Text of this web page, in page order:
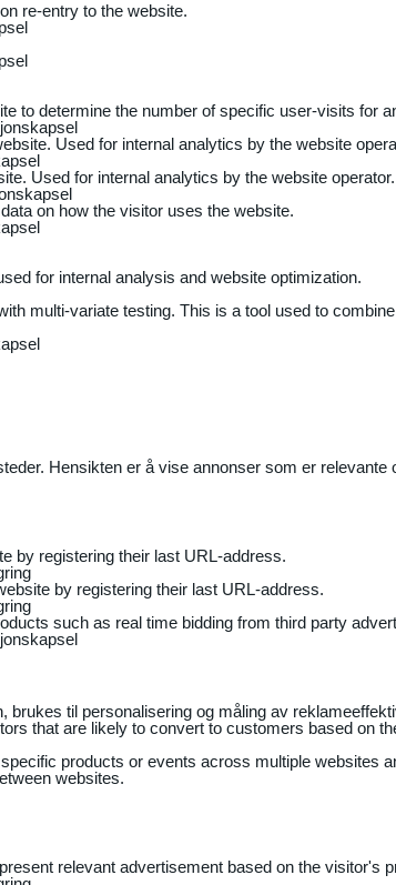
re-entry to the website.
to determine the number of specific user-visits for
Used for internal analytics by the website
Used for internal analytics by the website operator.
on how the visitor uses the website.
for internal analysis and website optimization.
multi-variate testing. This is a tool used to
Hensikten er å vise annonser som er
by registering their last URL-address.
by registering their last URL-address.
such as real time bidding from third party
til personalisering og måling av
that are likely to convert to customers based on
products or events across multiple websites
websites.
relevant advertisement based on the visitor's